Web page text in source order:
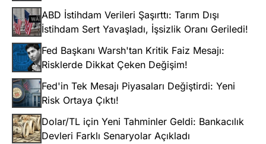
ABD İstihdam Verileri Şaşırttı: Tarım Dışı
İstihdam Sert Yavaşladı, İşsizlik Oranı Geriledi!
Fed Başkanı Warsh'tan Kritik Faiz Mesajı:
Risklerde Dikkat Çeken Değişim!
Fed'in Tek Mesajı Piyasaları Değiştirdi: Yeni
Risk Ortaya Çıktı!
Dolar/TL için Yeni Tahminler Geldi: Bankacılık
Devleri Farklı Senaryolar Açıkladı